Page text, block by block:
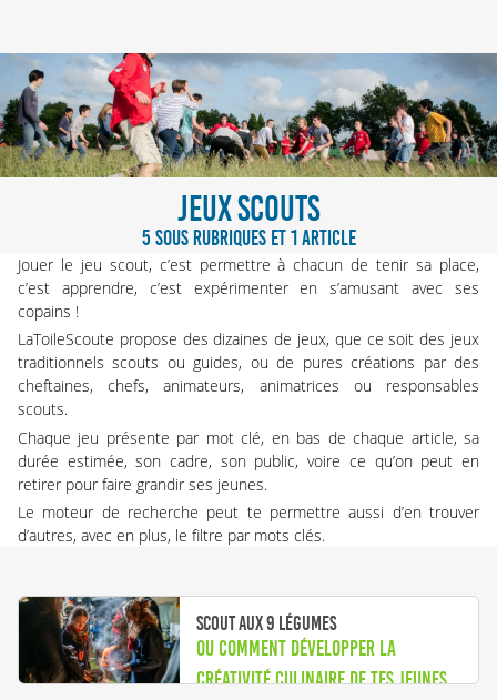
JEUX SCOUTS
5 SOUS RUBRIQUES ET 1 ARTICLE
Jouer le jeu scout, c’est permettre à chacun de tenir sa place,
c’est apprendre, c’est expérimenter en s’amusant avec ses
copains !
LaToileScoute propose des dizaines de jeux, que ce soit des jeux
traditionnels scouts ou guides, ou de pures créations par des
cheftaines, chefs, animateurs, animatrices ou responsables
scouts.
Chaque jeu présente par mot clé, en bas de chaque article, sa
durée estimée, son cadre, son public, voire ce qu’on peut en
retirer pour faire grandir ses jeunes.
Le moteur de recherche peut te permettre aussi d’en trouver
d’autres, avec en plus, le filtre par mots clés.
Scout aux 9 légumes
Ou comment développer la
créativité culinaire de tes jeunes